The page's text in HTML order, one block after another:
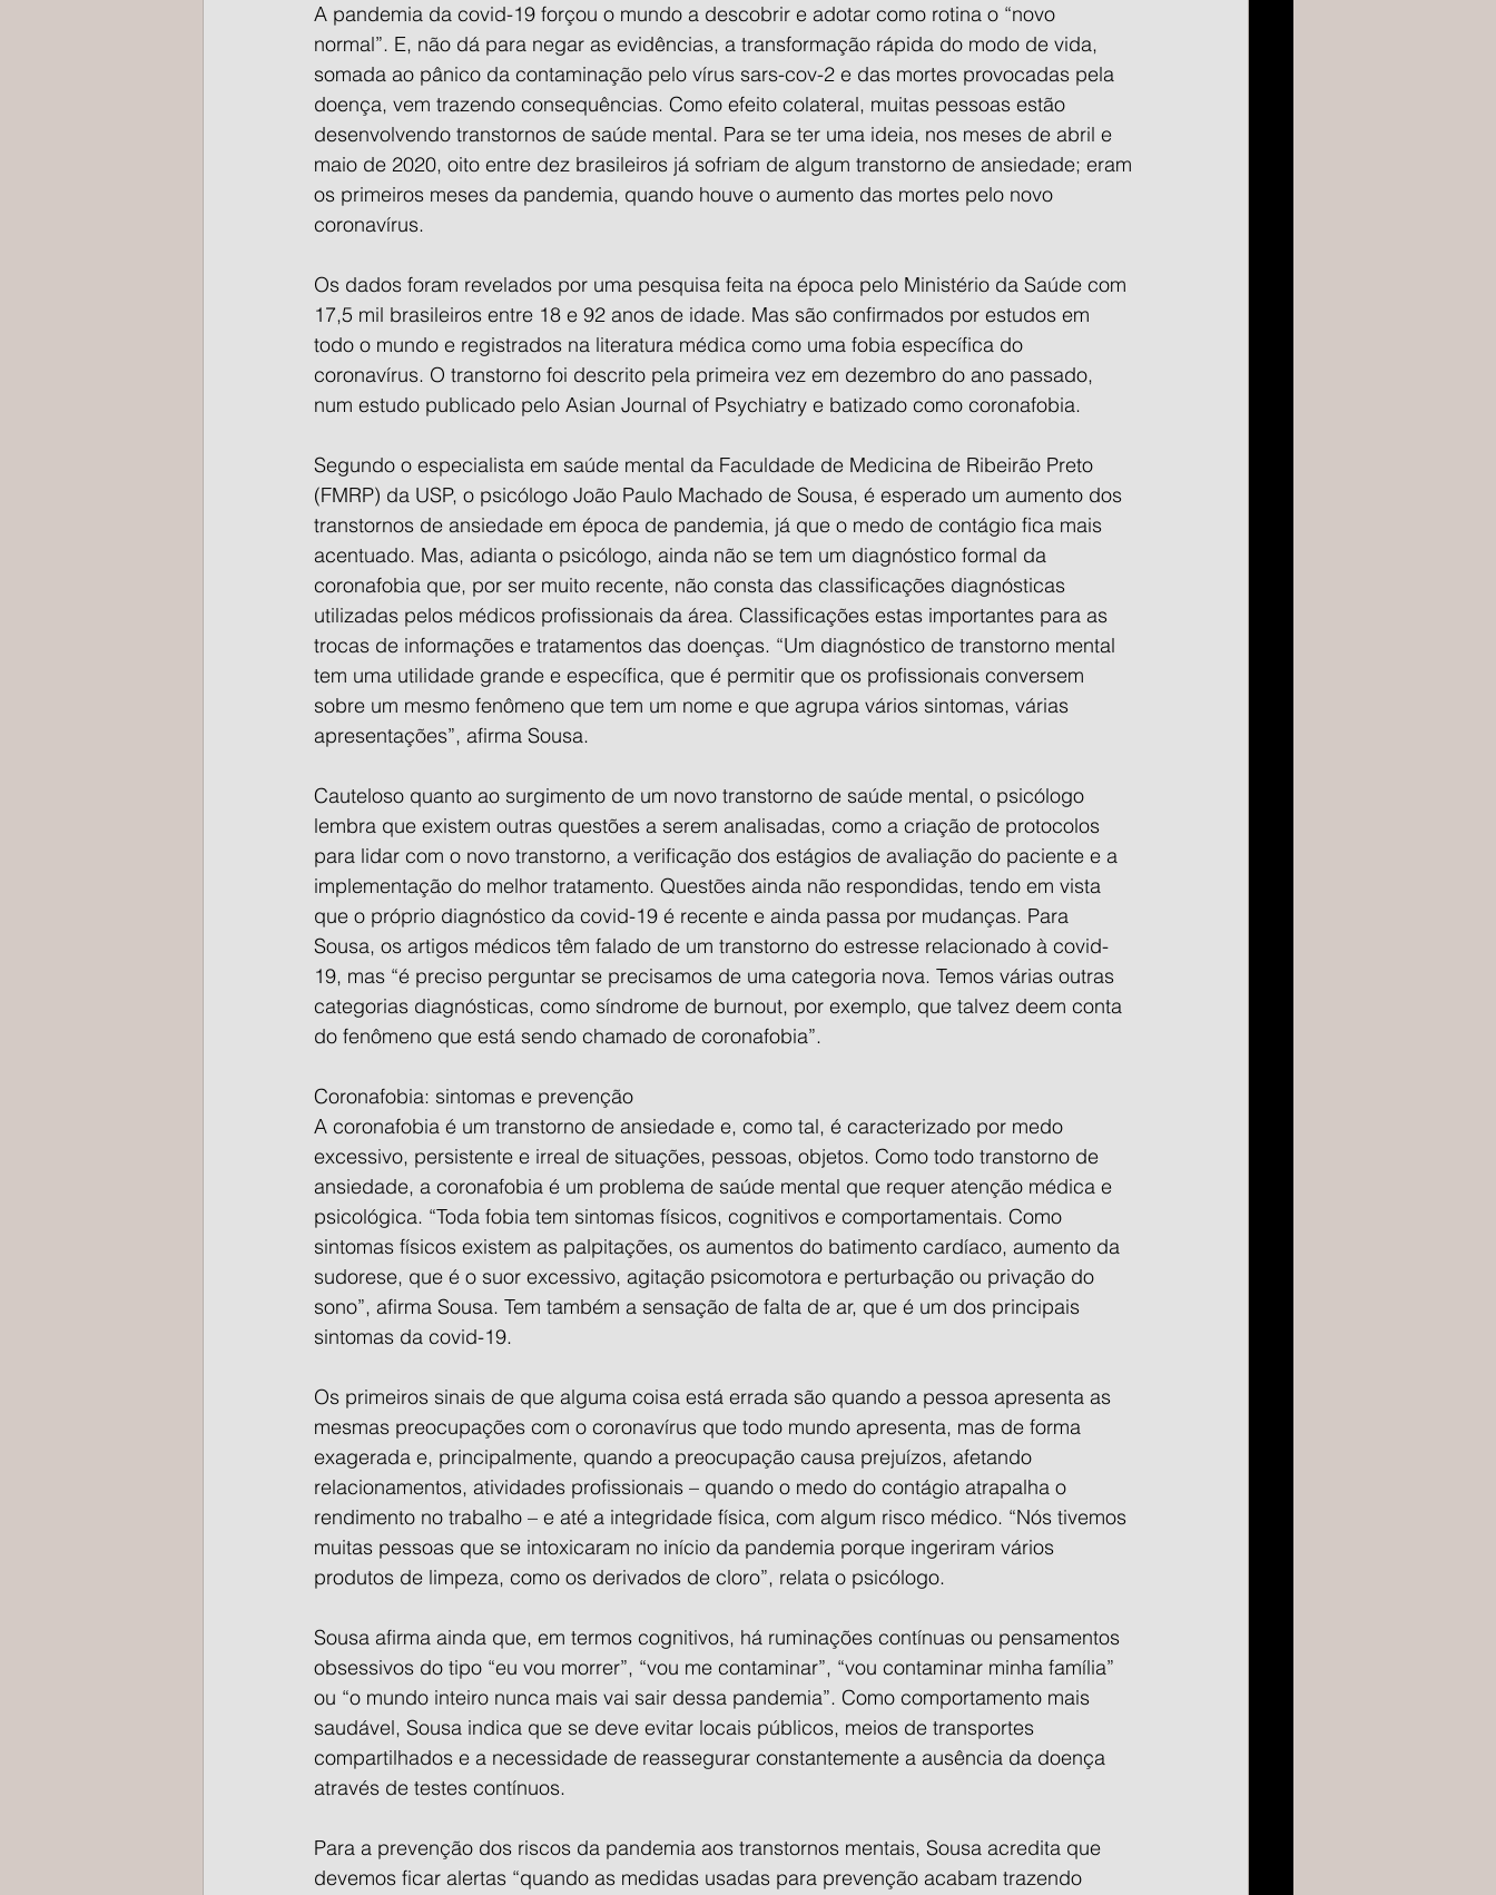
A pandemia da covid-19 forçou o mundo a descobrir e adotar como rotina o “novo
normal”. E, não dá para negar as evidências, a transformação rápida do modo de vida,
somada ao pânico da contaminação pelo vírus sars-cov-2 e das mortes provocadas pela
doença, vem trazendo consequências. Como efeito colateral, muitas pessoas estão
desenvolvendo transtornos de saúde mental. Para se ter uma ideia, nos meses de abril e
maio de 2020, oito entre dez brasileiros já sofriam de algum transtorno de ansiedade; eram
os primeiros meses da pandemia, quando houve o aumento das mortes pelo novo
coronavírus.
Os dados foram revelados por uma pesquisa feita na época pelo Ministério da Saúde com
17,5 mil brasileiros entre 18 e 92 anos de idade. Mas são confirmados por estudos em
todo o mundo e registrados na literatura médica como uma fobia específica do
coronavírus. O transtorno foi descrito pela primeira vez em dezembro do ano passado,
num estudo publicado pelo Asian Journal of Psychiatry e batizado como coronafobia.
Segundo o especialista em saúde mental da Faculdade de Medicina de Ribeirão Preto
(FMRP) da USP, o psicólogo João Paulo Machado de Sousa, é esperado um aumento dos
transtornos de ansiedade em época de pandemia, já que o medo de contágio fica mais
acentuado. Mas, adianta o psicólogo, ainda não se tem um diagnóstico formal da
coronafobia que, por ser muito recente, não consta das classificações diagnósticas
utilizadas pelos médicos profissionais da área. Classificações estas importantes para as
trocas de informações e tratamentos das doenças. “Um diagnóstico de transtorno mental
tem uma utilidade grande e específica, que é permitir que os profissionais conversem
sobre um mesmo fenômeno que tem um nome e que agrupa vários sintomas, várias
apresentações”, afirma Sousa.
Cauteloso quanto ao surgimento de um novo transtorno de saúde mental, o psicólogo
lembra que existem outras questões a serem analisadas, como a criação de protocolos
para lidar com o novo transtorno, a verificação dos estágios de avaliação do paciente e a
implementação do melhor tratamento. Questões ainda não respondidas, tendo em vista
que o próprio diagnóstico da covid-19 é recente e ainda passa por mudanças. Para
Sousa, os artigos médicos têm falado de um transtorno do estresse relacionado à covid-
19, mas “é preciso perguntar se precisamos de uma categoria nova. Temos várias outras
categorias diagnósticas, como síndrome de burnout, por exemplo, que talvez deem conta
do fenômeno que está sendo chamado de coronafobia”.
Coronafobia: sintomas e prevenção
A coronafobia é um transtorno de ansiedade e, como tal, é caracterizado por medo
excessivo, persistente e irreal de situações, pessoas, objetos. Como todo transtorno de
ansiedade, a coronafobia é um problema de saúde mental que requer atenção médica e
psicológica. “Toda fobia tem sintomas físicos, cognitivos e comportamentais. Como
sintomas físicos existem as palpitações, os aumentos do batimento cardíaco, aumento da
sudorese, que é o suor excessivo, agitação psicomotora e perturbação ou privação do
sono”, afirma Sousa. Tem também a sensação de falta de ar, que é um dos principais
sintomas da covid-19.
Os primeiros sinais de que alguma coisa está errada são quando a pessoa apresenta as
mesmas preocupações com o coronavírus que todo mundo apresenta, mas de forma
exagerada e, principalmente, quando a preocupação causa prejuízos, afetando
relacionamentos, atividades profissionais – quando o medo do contágio atrapalha o
rendimento no trabalho – e até a integridade física, com algum risco médico. “Nós tivemos
muitas pessoas que se intoxicaram no início da pandemia porque ingeriram vários
produtos de limpeza, como os derivados de cloro”, relata o psicólogo.
Sousa afirma ainda que, em termos cognitivos, há ruminações contínuas ou pensamentos
obsessivos do tipo “eu vou morrer”, “vou me contaminar”, “vou contaminar minha família”
ou “o mundo inteiro nunca mais vai sair dessa pandemia”. Como comportamento mais
saudável, Sousa indica que se deve evitar locais públicos, meios de transportes
compartilhados e a necessidade de reassegurar constantemente a ausência da doença
através de testes contínuos.
Para a prevenção dos riscos da pandemia aos transtornos mentais, Sousa acredita que
devemos ficar alertas “quando as medidas usadas para prevenção acabam trazendo